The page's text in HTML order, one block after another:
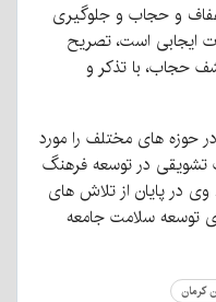
عفاف و حجاب و جلوگیری
ایجابی است، تصریح
حجاب، با تذکر و
حوزه های مختلف را مورد
تشویقی در توسعه فرهنگ
در پایان از تلاش های
توسعه سلامت جامعه
کرمان